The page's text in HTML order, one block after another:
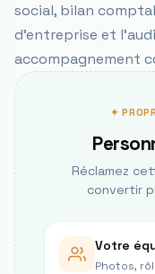
social, bilan
d'entreprise et
accompagnement
✦
Réclamez
convertir
Votre
Photos,